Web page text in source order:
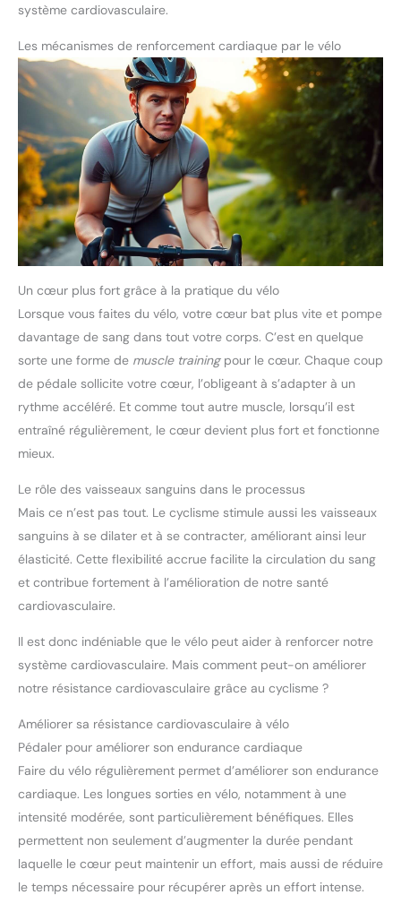
système cardiovasculaire.
Les mécanismes de renforcement cardiaque par le vélo
Un cœur plus fort grâce à la pratique du vélo
Lorsque vous faites du vélo, votre cœur bat plus vite et pompe
davantage de sang dans tout votre corps. C’est en quelque
sorte une forme de muscle trainingpour le cœur. Chaque coup
de pédale sollicite votre cœur, l’obligeant à s’adapter à un
rythme accéléré. Et comme tout autre muscle, lorsqu’il est
entraîné régulièrement, le cœur devient plus fort et fonctionne
mieux.
Le rôle des vaisseaux sanguins dans le processus
Mais ce n’est pas tout. Le cyclisme stimule aussi les vaisseaux
sanguins à se dilater et à se contracter, améliorant ainsi leur
élasticité. Cette flexibilité accrue facilite la circulation du sang
et contribue fortement à l’amélioration de notre santé
cardiovasculaire.
Il est donc indéniable que le vélo peut aider à renforcer notre
système cardiovasculaire. Mais comment peut-on améliorer
notre résistance cardiovasculaire grâce au cyclisme ?
Améliorer sa résistance cardiovasculaire à vélo
Pédaler pour améliorer son endurance cardiaque
Faire du vélo régulièrement permet d’améliorer son endurance
cardiaque. Les longues sorties en vélo, notamment à une
intensité modérée, sont particulièrement bénéfiques. Elles
permettent non seulement d’augmenter la durée pendant
laquelle le cœur peut maintenir un effort, mais aussi de réduire
le temps nécessaire pour récupérer après un effort intense.